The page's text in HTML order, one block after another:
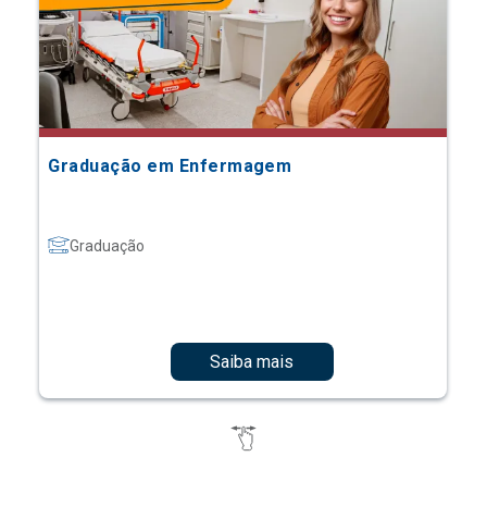
Graduação em Enfermagem
Graduação
Saiba mais